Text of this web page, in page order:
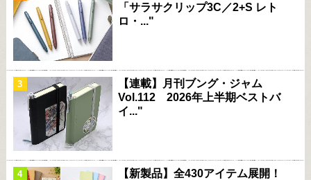
「サラサクリップ3C／2+S レト
ロ・..."
【連載】月刊ブング・ジャム
Vol.112 2026年上半期ベストバ
イ..."
【新製品】全430アイテム展開！